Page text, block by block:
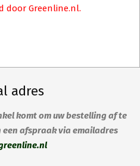
door Greenline.nl.
adres
komt om uw bestelling af te
afspraak via emailadres